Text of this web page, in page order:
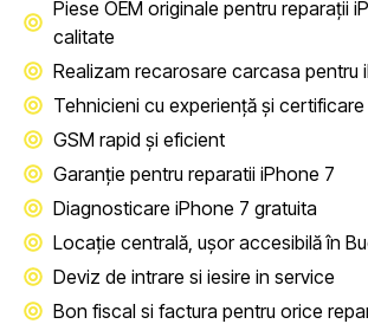
Piese OEM originale pentru reparații
calitate
Realizam recarosare carcasa pentru
Tehnicieni cu experiență și certificare
GSM rapid și eficient
Garanție pentru reparatii iPhone 7
Diagnosticare iPhone 7 gratuita
Locație centrală, ușor accesibilă în
Deviz de intrare si iesire in service
Bon fiscal si factura pentru orice